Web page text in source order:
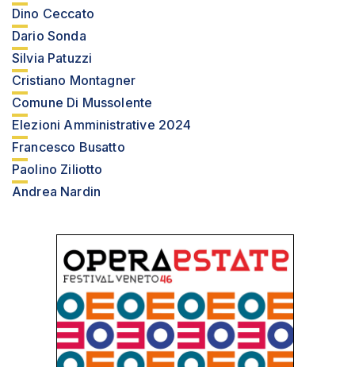
Dino Ceccato
Dario Sonda
Silvia Patuzzi
Cristiano Montagner
Comune Di Mussolente
Elezioni Amministrative 2024
Francesco Busatto
Paolino Ziliotto
Andrea Nardin